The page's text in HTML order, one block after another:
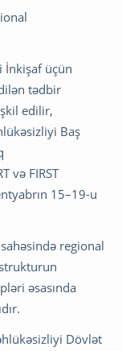
İnkişaf üçün
tədbir
edilir,
Baş
və FIRST
15–19-u
regional
əsasında
Dövlət